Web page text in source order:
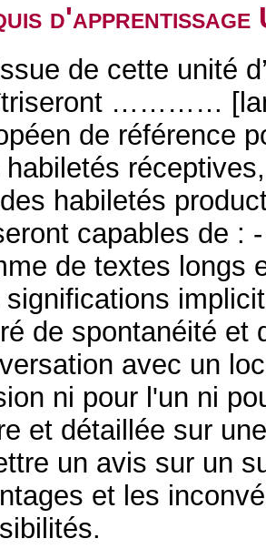
d'apprentissage
de cette unité
…………
de référence
habiletés
habiletés
capables de :
de textes longs
significations
de spontanéité et
avec un
ni pour l'un ni
et détaillée sur
un avis sur un
et les